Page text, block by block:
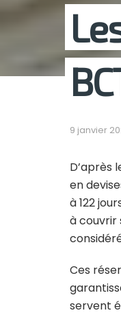
9 janvier
D’après
en
à 122
à couvrir
Ces
servent